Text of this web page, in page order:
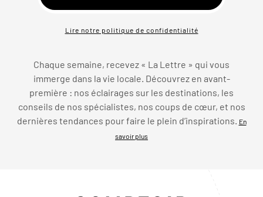
Lire notre politique de confidentialité
Chaque semaine, recevez « La Lettre » qui vous
immerge dans la vie locale. Découvrez en avant-
première : nos éclairages sur les destinations, les
conseils de nos spécialistes, nos coups de cœur, et nos
dernières tendances pour faire le plein d’inspirations.
En
savoir plus